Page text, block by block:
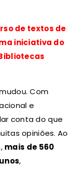
de textos de
iniciativa do
Com
e
conta do que
opiniões. Ao
mais de 560
,